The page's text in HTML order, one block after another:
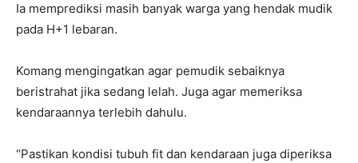
Ia memprediksi masih banyak warga yang hendak mudik
pada H+1 lebaran.
Komang mengingatkan agar pemudik sebaiknya
beristrahat jika sedang lelah. Juga agar memeriksa
kendaraannya terlebih dahulu.
“Pastikan kondisi tubuh fit dan kendaraan juga diperiksa